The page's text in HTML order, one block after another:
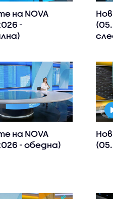
на NOVA
-
на NOVA
- обедна)